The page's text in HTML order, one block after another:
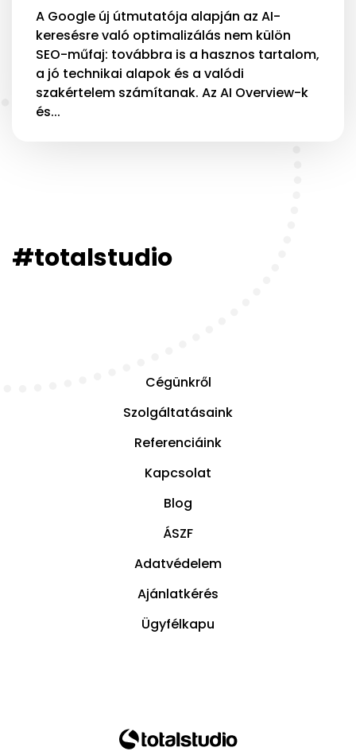
A Google új útmutatója alapján az AI-
keresésre való optimalizálás nem külön
SEO-műfaj: továbbra is a hasznos tartalom,
a jó technikai alapok és a valódi
szakértelem számítanak. Az AI Overview-k
és...
#totalstudio
Cégünkről
Szolgáltatásaink
Referenciáink
Kapcsolat
Blog
ÁSZF
Adatvédelem
Ajánlatkérés
Ügyfélkapu